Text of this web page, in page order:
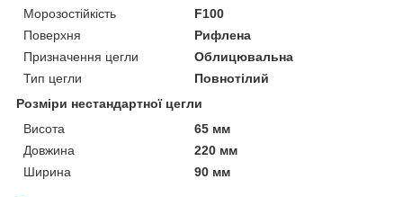
Морозостійкість
F100
Поверхня
Рифлена
Призначення цегли
Облицювальна
Тип цегли
Повнотілий
Розміри нестандартної цегли
Висота
65 мм
Довжина
220 мм
Ширина
90 мм